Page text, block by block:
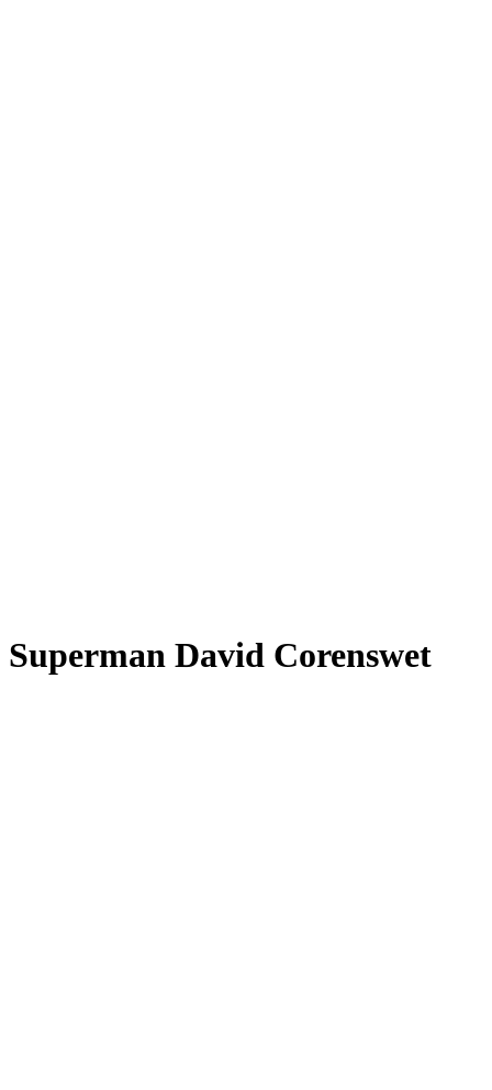
Superman David Corenswet